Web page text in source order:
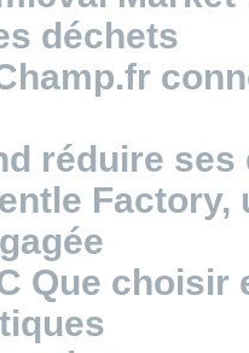
déchets
réduire
Que